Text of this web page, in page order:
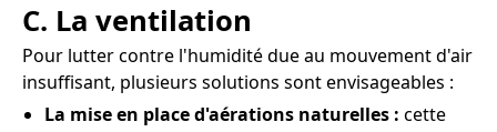
C. La ventilation
Pour lutter contre l'humidité due au mouvement d'air
insuffisant, plusieurs solutions sont envisageables :
La mise en place d'aérations naturelles : cette